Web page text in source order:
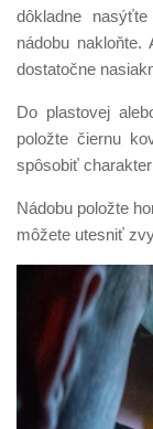
dôkladne
nádobu
dostatočne
Do plastovej
položte čiernu
spôsobiť
Nádobu položte
môžete utesniť